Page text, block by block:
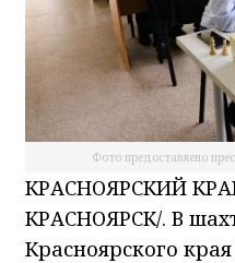
Фото предоставлено
КРАСНОЯРСКИЙ
КРАСНОЯРСК/. В
Красноярского